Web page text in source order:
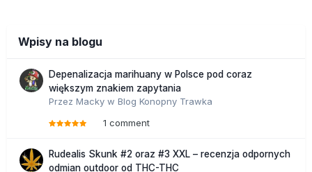
Wpisy na blogu
Depenalizacja marihuany w Polsce pod coraz
większym znakiem zapytania
Przez Macky w Blog Konopny Trawka
1 comment
Rudealis Skunk #2 oraz #3 XXL – recenzja odpornych
odmian outdoor od THC-THC